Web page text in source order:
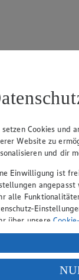
Cookies und
Website zu
und dir
Einwilligung ist
alle
über unsere
deiner
du auf
dass deine Daten